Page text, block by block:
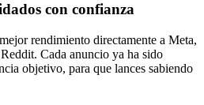
con confianza
rendimiento directamente a Meta,
Cada anuncio ya ha sido
objetivo, para que lances sabiendo